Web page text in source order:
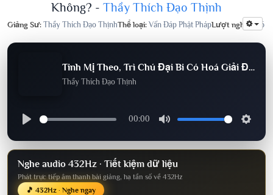
Không? - Thầy Thích Đạo Thịnh
Giảng Sư: Thầy Thích Đạo ThịnhThể loại: Vấn Đáp Phật PhápLượt nghe:786
Tinh Mị Theo, Trì Chú Đại Bi Có Hoá Giải Được Không?
Thầy Thích Đạo Thịnh
00:00
Nghe audio 432Hz · Tiết kiệm dữ liệu
Phát trực tiếp âm thanh bài giảng, hạ tần số về 432Hz
🎵 432Hz · Nghe ngay